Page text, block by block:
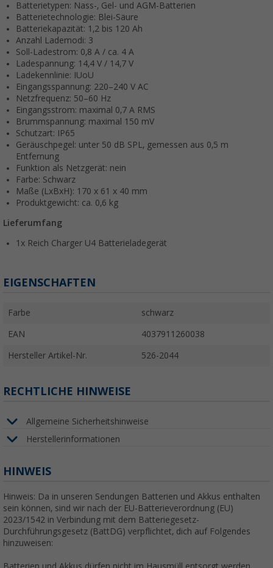
Batterietypen: Nass-, Gel- und AGM-Batterien
Batterietechnologie: Blei-Säure
Batteriekapazität: 1,2 bis 120 Ah
Anzahl Lademodi: 3
Soll-Ladestrom: 0,8 A / ca. 4 A
Ladespannung: 14,4 V / 14,7 V
Ladekennlinie: IUoU
Eingangsspannung: 220–240 V AC
Netzfrequenz: 50–60 Hz
Eingangsstrom: maximal 0,7 A RMS
Brummspannung: maximal 150 mV
Schutzart: IP65
Geräuschpegel: unter 50 dB SPL, gemessen aus 0,5 m
Entfernung
Funktion als Netzgerät: nein
Farbe: Schwarz
Maße (LxBxH): 170 x 61 x 40 mm
Produktgewicht: ca. 0,6 kg
Lieferumfang
1x Reich Charger U4 Batterieladegerät
EIGENSCHAFTEN
Farbe schwarz
EAN 4037911260038
Hersteller Artikel-Nr. 526-2044
RECHTLICHE HINWEISE
Allgemeine Sicherheitshinweise
Herstellerinformationen
HINWEIS
Hinweis: Da in unseren Sendungen Batterien und Akkus enthalten
sein können, sind wir nach der EU-Batterieverordnung (EU)
2023/1542 in Verbindung mit dem Batteriegesetz-
Durchführungsgesetz (BattDG) verpflichtet, dich auf Folgendes
hinzuweisen: